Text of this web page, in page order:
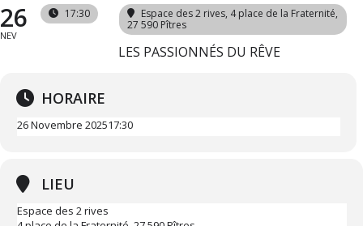
26
NEV
17:30 Espace des 2 rives, 4 place de la Fraternité,
27 590 Pîtres
LES PASSIONNÉS DU RÊVE
HORAIRE
26 Novembre 202517:30
LIEU
Espace des 2 rives